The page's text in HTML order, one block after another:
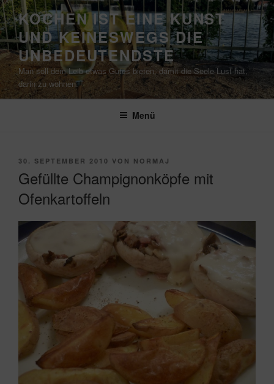
Zum
Inhalt
springen
KOCHEN IST EINE KUNST
UND KEINESWEGS DIE
UNBEDEUTENDSTE
Man soll dem Leib etwas Gutes bieten, damit die Seele Lust hat,
darin zu wohnen.
Menü
VERÖFFENTLICHT
30. SEPTEMBER 2010 VON NORMAJ
Gefüllte Champignonköpfe mit
Ofenkartoffeln